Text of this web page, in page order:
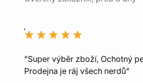
"Super výběr zboží, Ochotný
Prodejna je ráj všech nerdů"